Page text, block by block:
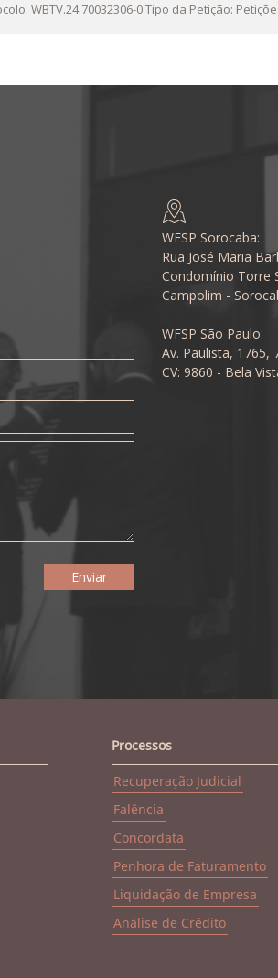
WBTV.24.70032306-0 Tipo da Petição:
WFSP Sorocaba:
Rua José Maria
Condomínio Torre
Campolim -
WFSP São Paulo:
Av. Paulista, 1765,
CV: 9860 - Bela
Processos
Recuperação Judicial
Falência
Concordata
Penhora de Faturamento
Liquidação de Empresa
Análise de Crédito